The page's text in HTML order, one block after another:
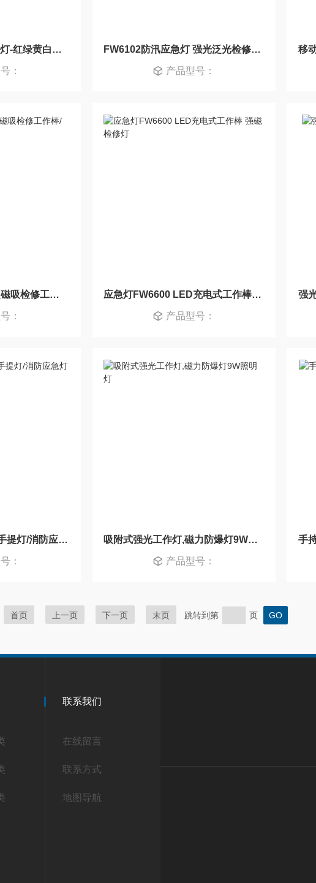
手电筒-手持三色信号灯-红绿黄白铁路工作灯
：
FW6102防汛应急灯 强光泛光检修灯30W
产品型号：
防爆应急灯FW6601_磁吸检修工作棒/强光电筒
：
应急灯FW6600 LED充电式工作棒 强磁检修灯
产品型号：
磁力检修多功能防爆手提灯/消防应急灯
：
吸附式强光工作灯,磁力防爆灯9W照明灯
产品型号：
首页 上一页 下一页 末页 跳转到第 页
联系我们
在线留言
联系方式
地图导航